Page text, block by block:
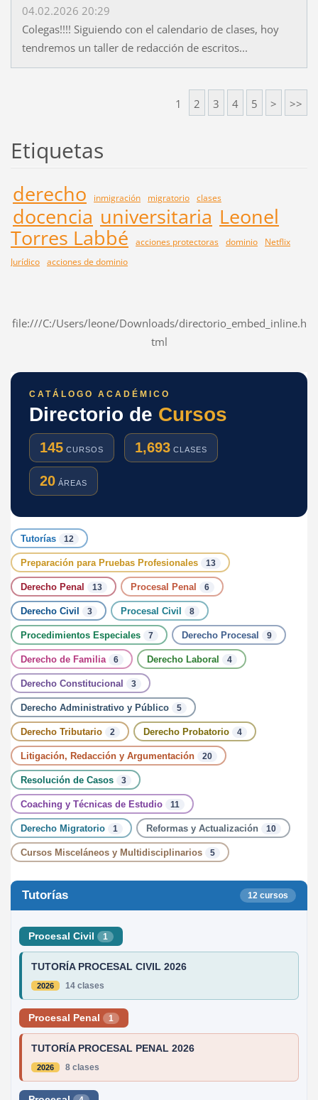
04.02.2026 20:29
Colegas!!!! Siguiendo con el calendario de clases, hoy
tendremos un taller de redacción de escritos...
1 2 3 4 5 > >>
Etiquetas
derecho inmigración migratorio clases
docencia universitaria Leonel
Torres Labbé
acciones protectoras dominio
Netflix
Jurídico acciones de dominio
file:///C:/Users/leone/Downloads/directorio_embed_inline.h
tml